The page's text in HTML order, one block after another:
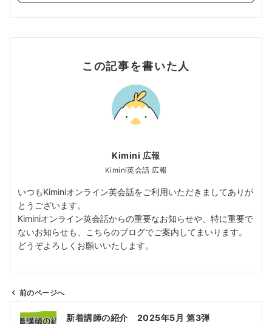
この記事を書いた人
Kimini 広報
Kimini英会話 広報
いつもKiminiオンライン英会話をご利用いただきましてありが
とうございます。
Kiminiオンライン英会話からの重要なお知らせや、特に重要で
ないお知らせも、こちらのブログでご案内してまいります。
どうぞよろしくお願いいたします。
前のページへ
新着講師の紹介 2025年5月 第3弾